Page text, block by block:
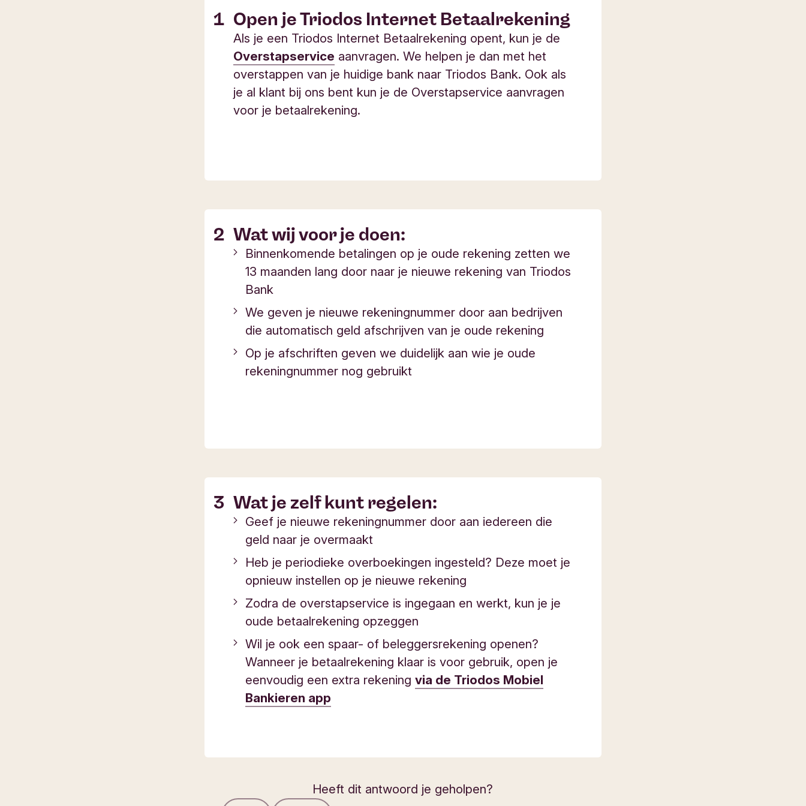
Open je Triodos Internet Betaalrekening
Als je een Triodos Internet Betaalrekening opent, kun je de
Overstapservice aanvragen. We helpen je dan met het
overstappen van je huidige bank naar Triodos Bank. Ook als
je al klant bij ons bent kun je de Overstapservice aanvragen
voor je betaalrekening.
Wat wij voor je doen:
Binnenkomende betalingen op je oude rekening zetten we
13 maanden lang door naar je nieuwe rekening van Triodos
Bank
We geven je nieuwe rekeningnummer door aan bedrijven
die automatisch geld afschrijven van je oude rekening
Op je afschriften geven we duidelijk aan wie je oude
rekeningnummer nog gebruikt
Wat je zelf kunt regelen:
Geef je nieuwe rekeningnummer door aan iedereen die
geld naar je overmaakt
Heb je periodieke overboekingen ingesteld? Deze moet je
opnieuw instellen op je nieuwe rekening
Zodra de overstapservice is ingegaan en werkt, kun je je
oude betaalrekening opzeggen
Wil je ook een spaar- of beleggersrekening openen?
Wanneer je betaalrekening klaar is voor gebruik, open je
eenvoudig een extra rekeningvia de Triodos Mobiel
Bankieren app
Heeft dit antwoord je geholpen?